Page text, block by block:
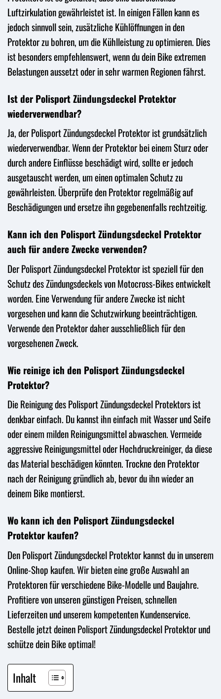
Luftzirkulation gewährleistet ist. In einigen Fällen kann es
jedoch sinnvoll sein, zusätzliche Kühlöffnungen in den
Protektor zu bohren, um die Kühlleistung zu optimieren. Dies
ist besonders empfehlenswert, wenn du dein Bike extremen
Belastungen aussetzt oder in sehr warmen Regionen fährst.
Ist der Polisport Zündungsdeckel Protektor
wiederverwendbar?
Ja, der Polisport Zündungsdeckel Protektor ist grundsätzlich
wiederverwendbar. Wenn der Protektor bei einem Sturz oder
durch andere Einflüsse beschädigt wird, sollte er jedoch
ausgetauscht werden, um einen optimalen Schutz zu
gewährleisten. Überprüfe den Protektor regelmäßig auf
Beschädigungen und ersetze ihn gegebenenfalls rechtzeitig.
Kann ich den Polisport Zündungsdeckel Protektor
auch für andere Zwecke verwenden?
Der Polisport Zündungsdeckel Protektor ist speziell für den
Schutz des Zündungsdeckels von Motocross-Bikes entwickelt
worden. Eine Verwendung für andere Zwecke ist nicht
vorgesehen und kann die Schutzwirkung beeinträchtigen.
Verwende den Protektor daher ausschließlich für den
vorgesehenen Zweck.
Wie reinige ich den Polisport Zündungsdeckel
Protektor?
Die Reinigung des Polisport Zündungsdeckel Protektors ist
denkbar einfach. Du kannst ihn einfach mit Wasser und Seife
oder einem milden Reinigungsmittel abwaschen. Vermeide
aggressive Reinigungsmittel oder Hochdruckreiniger, da diese
das Material beschädigen könnten. Trockne den Protektor
nach der Reinigung gründlich ab, bevor du ihn wieder an
deinem Bike montierst.
Wo kann ich den Polisport Zündungsdeckel
Protektor kaufen?
Den Polisport Zündungsdeckel Protektor kannst du in unserem
Online-Shop kaufen. Wir bieten eine große Auswahl an
Protektoren für verschiedene Bike-Modelle und Baujahre.
Profitiere von unseren günstigen Preisen, schnellen
Lieferzeiten und unserem kompetenten Kundenservice.
Bestelle jetzt deinen Polisport Zündungsdeckel Protektor und
schütze dein Bike optimal!
Inhalt